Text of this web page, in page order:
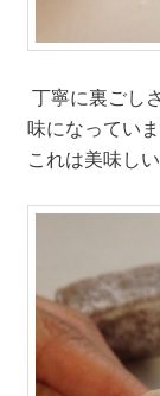
丁寧に裏ごし
味になっていま
これは美味しい